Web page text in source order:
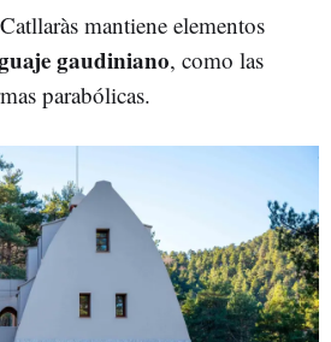
mantiene elementos
gaudiniano, como las
parabólicas.